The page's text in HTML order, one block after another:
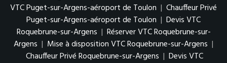
VTC Puget-sur-Argens-aéroport de Toulon | Chauffeur Privé
Puget-sur-Argens-aéroport de Toulon | Devis VTC
Roquebrune-sur-Argens | Réserver VTC Roquebrune-sur-
Argens | Mise à disposition VTC Roquebrune-sur-Argens |
Chauffeur Privé Roquebrune-sur-Argens | Devis VTC